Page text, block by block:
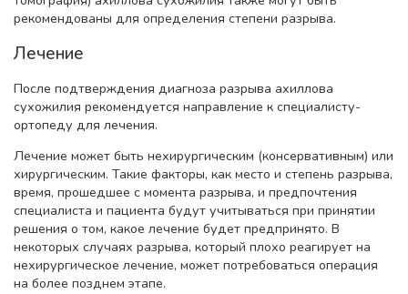
рекомендованы для определения степени разрыва.
Лечение
После подтверждения диагноза разрыва ахиллова
сухожилия рекомендуется направление к специалисту-
ортопеду для лечения.
Лечение может быть нехирургическим (консервативным) или
хирургическим. Такие факторы, как место и степень разрыва,
время, прошедшее с момента разрыва, и предпочтения
специалиста и пациента будут учитываться при принятии
решения о том, какое лечение будет предпринято. В
некоторых случаях разрыва, который плохо реагирует на
нехирургическое лечение, может потребоваться операция
на более позднем этапе.